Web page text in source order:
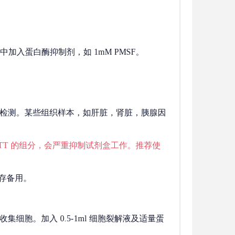
加入蛋白酶抑制剂，如 1mM PMSF。
测。某些组织样本，如肝脏，肾脏，胰腺因
的组分，会严重抑制试剂盒工作。推荐使
备用。
集细胞。加入 0.5-1ml 细胞裂解液及适量蛋